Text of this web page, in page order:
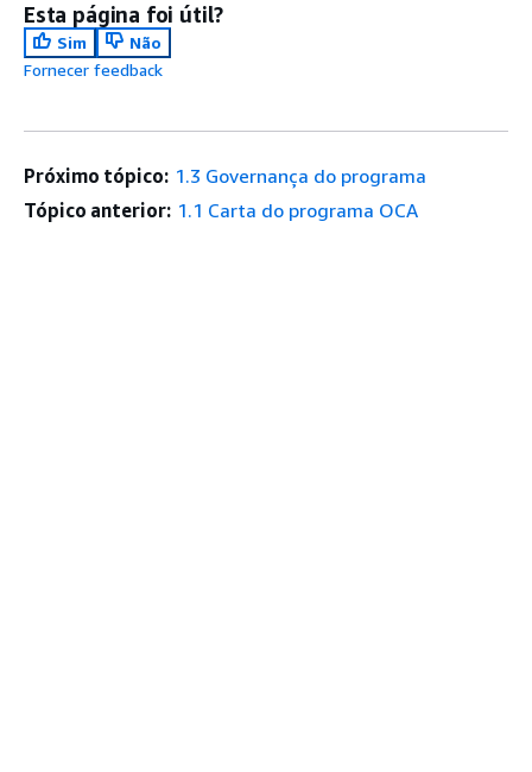
Esta página foi útil?
Sim
Não
Fornecer feedback
Próximo tópico: 1.3 Governança do programa
Tópico anterior: 1.1 Carta do programa OCA